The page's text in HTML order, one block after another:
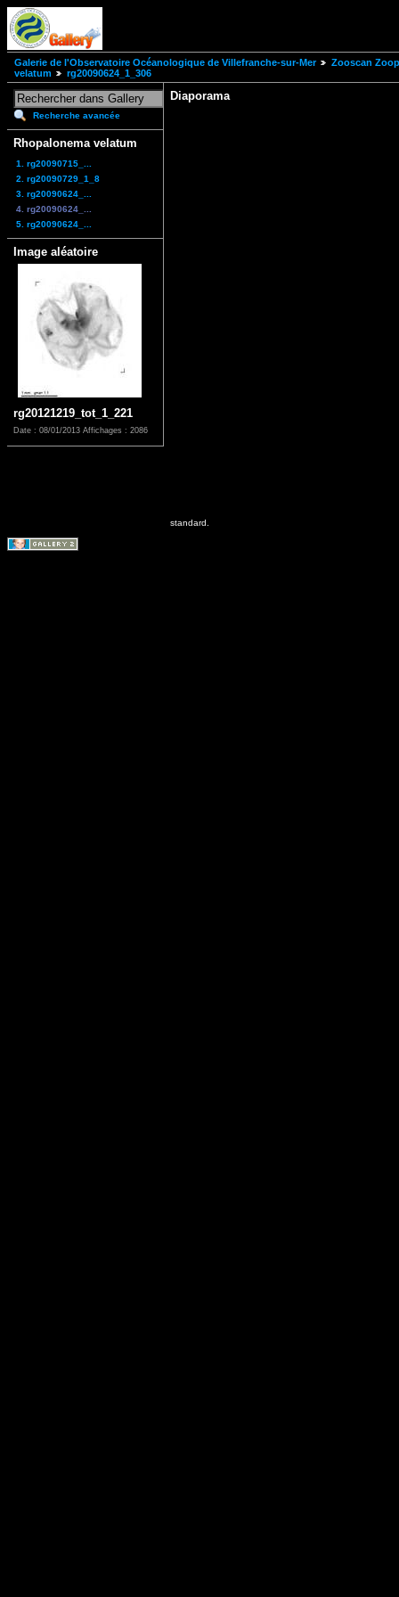
Galerie de l'Observatoire Océanologique de Villefranche-sur-Mer
Zooscan
velatum
rg20090624_1_306
Recherche avancée
Rhopalonema velatum
1. rg20090715_...
2. rg20090729_1_8
3. rg20090624_...
4. rg20090624_...
5. rg20090624_...
Image aléatoire
rg20121219_tot_1_221
Date : 08/01/2013 Affichages : 2086
Diaporama
standard.